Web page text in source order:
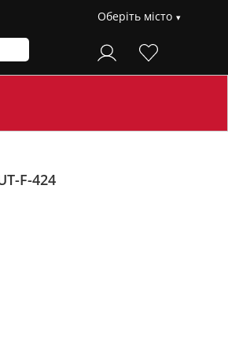
Оберіть місто
F-424